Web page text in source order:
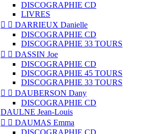
DISCOGRAPHIE CD
LIVRES
  DARRIEUX Danielle
DISCOGRAPHIE CD
DISCOGRAPHIE 33 TOURS
  DASSIN Joe
DISCOGRAPHIE CD
DISCOGRAPHIE 45 TOURS
DISCOGRAPHIE 33 TOURS
  DAUBERSON Dany
DISCOGRAPHIE CD
DAULNE Jean-Louis
  DAUMAS Emma
DISCOGRAPHIE CD